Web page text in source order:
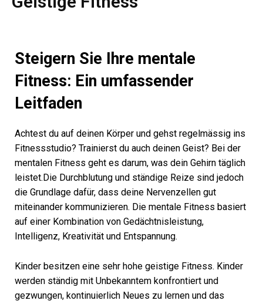
Steigern Sie Ihre mentale
Fitness: Ein umfassender
Leitfaden
Achtest du auf deinen Körper und gehst regelmässig ins
Fitnessstudio? Trainierst du auch deinen Geist? Bei der
mentalen Fitness geht es darum, was dein Gehirn täglich
leistet.Die Durchblutung und ständige Reize sind jedoch
die Grundlage dafür, dass deine Nervenzellen gut
miteinander kommunizieren. Die mentale Fitness basiert
auf einer Kombination von Gedächtnisleistung,
Intelligenz, Kreativität und Entspannung.
Kinder besitzen eine sehr hohe geistige Fitness. Kinder
werden ständig mit Unbekanntem konfrontiert und
gezwungen, kontinuierlich Neues zu lernen und das